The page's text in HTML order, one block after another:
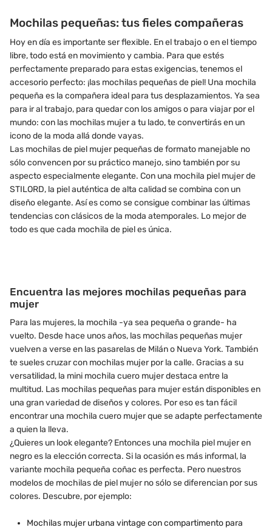
Mochilas pequeñas: tus fieles compañeras
Hoy en día es importante ser flexible. En el trabajo o en el tiempo
libre, todo está en movimiento y cambia. Para que estés
perfectamente preparado para estas exigencias, tenemos el
accesorio perfecto: ¡las mochilas pequeñas de piel! Una mochila
pequeña es la compañera ideal para tus desplazamientos. Ya sea
para ir al trabajo, para quedar con los amigos o para viajar por el
mundo: con las mochilas mujer a tu lado, te convertirás en un
icono de la moda allá donde vayas.
Las mochilas de piel mujer pequeñas de formato manejable no
sólo convencen por su práctico manejo, sino también por su
aspecto especialmente elegante. Con una mochila piel mujer de
STILORD, la piel auténtica de alta calidad se combina con un
diseño elegante. Así es como se consigue combinar las últimas
tendencias con clásicos de la moda atemporales. Lo mejor de
todo es que cada mochila de piel es única.
Encuentra las mejores mochilas pequeñas para
mujer
Para las mujeres, la mochila -ya sea pequeña o grande- ha
vuelto. Desde hace unos años, las mochilas pequeñas mujer
vuelven a verse en las pasarelas de Milán o Nueva York. También
te sueles cruzar con mochilas mujer por la calle. Gracias a su
versatilidad, la mini mochila cuero mujer destaca entre la
multitud. Las mochilas pequeñas para mujer están disponibles en
una gran variedad de diseños y colores. Por eso es tan fácil
encontrar una mochila cuero mujer que se adapte perfectamente
a quien la lleva.
¿Quieres un look elegante? Entonces una mochila piel mujer en
negro es la elección correcta. Si la ocasión es más informal, la
variante mochila pequeña coñac es perfecta. Pero nuestros
modelos de mochilas de piel mujer no sólo se diferencian por sus
colores. Descubre, por ejemplo:
Mochilas mujer urbana vintage con compartimento para